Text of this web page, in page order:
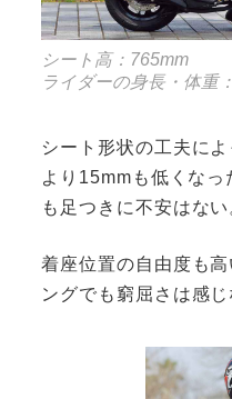
シート高：765mm
ライダーの身長・体重
シート形状の工夫に
より15mmも低くな
も足つきに不安はない
着座位置の自由度も
ングでも窮屈さは感じ